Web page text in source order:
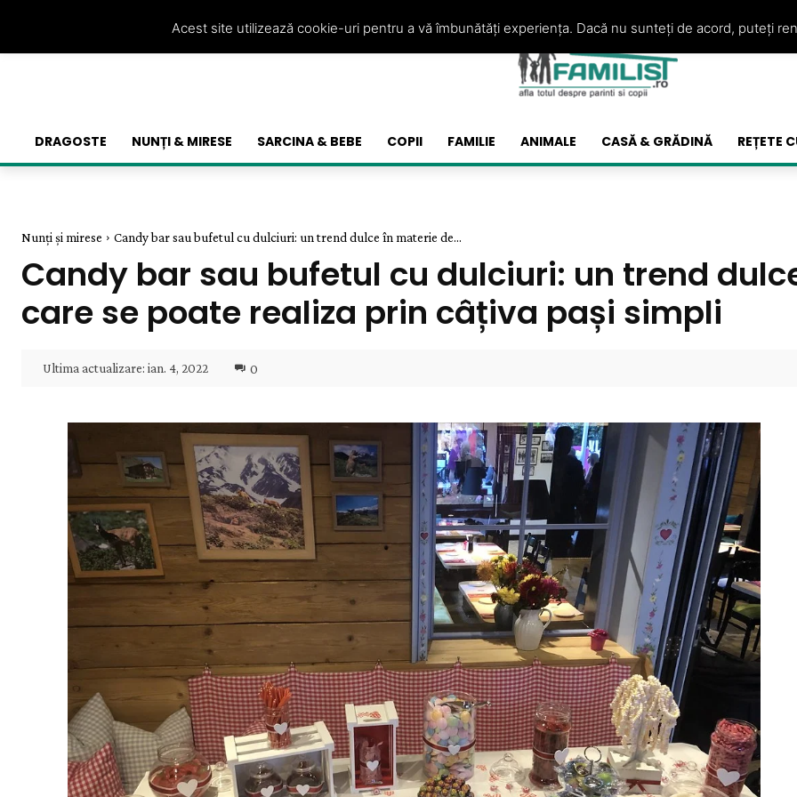
DRAGOSTE NUNȚI & MIRESE SARCINA & BEBE COPII FAMILIE ANIMALE CASĂ & GRĂDINĂ REȚETE
Nunți și mirese Candy bar sau bufetul cu dulciuri: un trend dulce în materie de...
Candy bar sau bufetul cu dulciuri: un trend
care se poate realiza prin câțiva pași simpli
Ultima actualizare: ian. 4, 2022 0
Acest site utilizează cookie-uri pentru a vă îmbunătăți experiența. Dacă nu sunteți de acord, puteți